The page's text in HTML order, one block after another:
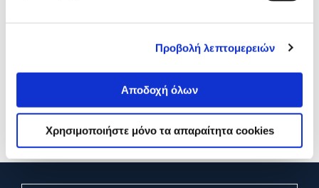
Προβολή λεπτομερειών
Αποδοχή όλων
Χρησιμοποιήστε μόνο τα απαραίτητα cookies
Καλωδίων (20 τεμάχια)
2,90€